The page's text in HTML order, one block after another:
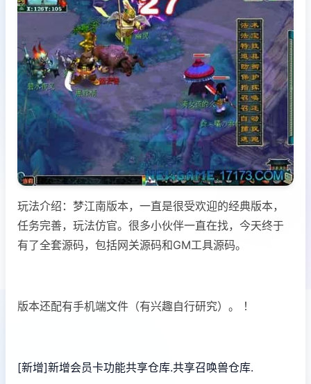
玩法介绍：梦江南版本，一直是很受欢迎的经典版本，
任务完善，玩法仿官。很多小伙伴一直在找，今天终于
有了全套源码，包括网关源码和GM工具源码。
版本还配有手机端文件（有兴趣自行研究）。 ！
[新增]新增会员卡功能共享仓库.共享召唤兽仓库.